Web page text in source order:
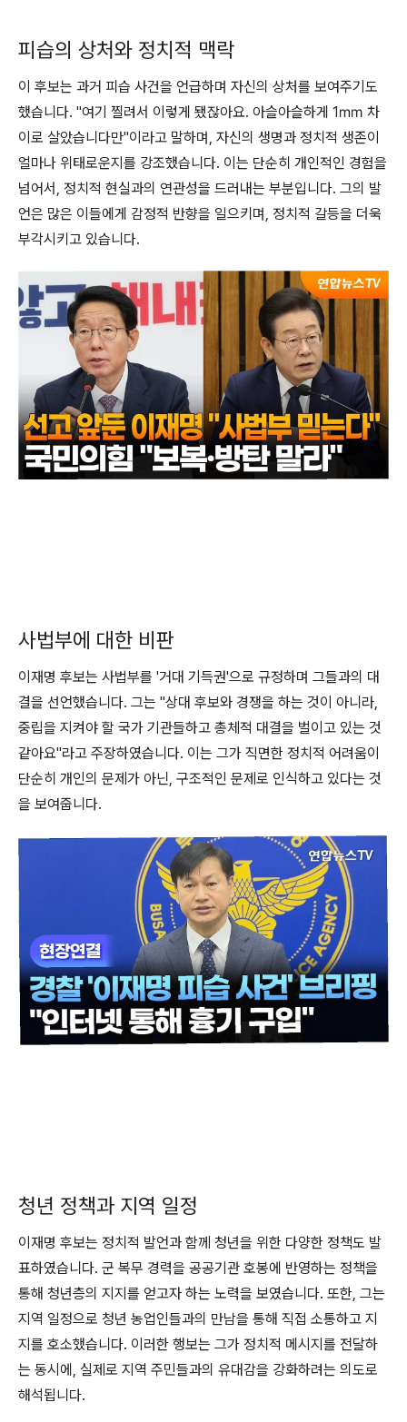
피습의 상처와 정치적 맥락
이 후보는 과거 피습 사건을 언급하며 자신의 상처를 보여주기도
했습니다. "여기 찔려서 이렇게 됐잖아요. 아슬아슬하게 1㎜ 차
이로 살았습니다만"이라고 말하며, 자신의 생명과 정치적 생존이
얼마나 위태로운지를 강조했습니다. 이는 단순히 개인적인 경험을
넘어서, 정치적 현실과의 연관성을 드러내는 부분입니다. 그의 발
언은 많은 이들에게 감정적 반향을 일으키며, 정치적 갈등을 더욱
부각시키고 있습니다.
사법부에 대한 비판
이재명 후보는 사법부를 '거대 기득권'으로 규정하며 그들과의 대
결을 선언했습니다. 그는 "상대 후보와 경쟁을 하는 것이 아니라,
중립을 지켜야 할 국가 기관들하고 총체적 대결을 벌이고 있는 것
같아요"라고 주장하였습니다. 이는 그가 직면한 정치적 어려움이
단순히 개인의 문제가 아닌, 구조적인 문제로 인식하고 있다는 것
을 보여줍니다.
청년 정책과 지역 일정
이재명 후보는 정치적 발언과 함께 청년을 위한 다양한 정책도 발
표하였습니다. 군 복무 경력을 공공기관 호봉에 반영하는 정책을
통해 청년층의 지지를 얻고자 하는 노력을 보였습니다. 또한, 그는
지역 일정으로 청년 농업인들과의 만남을 통해 직접 소통하고 지
지를 호소했습니다. 이러한 행보는 그가 정치적 메시지를 전달하
는 동시에, 실제로 지역 주민들과의 유대감을 강화하려는 의도로
해석됩니다.